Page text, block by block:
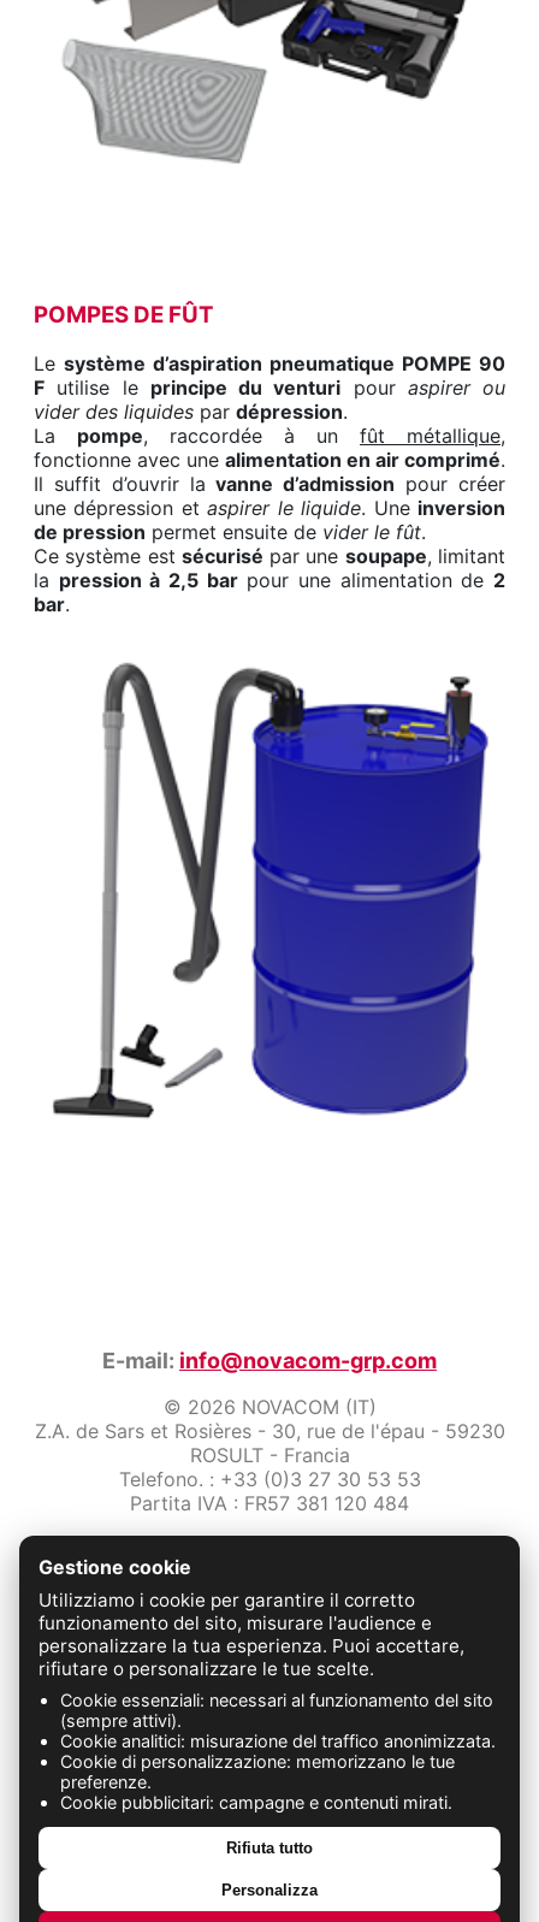
POMPES DE FÛT
Le système d’aspiration pneumatique POMPE 90
F utilise le principe du venturi pour aspirer ou
vider des liquides par dépression.
La pompe, raccordée à un fût métallique,
fonctionne avec une alimentation en air comprimé.
Il suffit d’ouvrir lavanne d’admission pour créer
une dépression etaspirer le liquide. Une inversion
de pression permet ensuite de vider le fût.
Ce système est sécurisé par une soupape, limitant
la pression à 2,5 barpour une alimentation de 2
bar.
E-mail: info@novacom-grp.com
© 2026 NOVACOM (IT)
Z.A. de Sars et Rosières - 30, rue de l'épau - 59230
ROSULT - Francia
Telefono. : +33 (0)3 27 30 53 53
Partita IVA : FR57 381 120 484
Protezione dei dati
Condizioni Generali di Vendita
Contattaci
FABRICATION FRANÇAISE
Gestione cookie
Utilizziamo i cookie per garantire il corretto
funzionamento del sito, misurare l'audience e
personalizzare la tua esperienza. Puoi accettare,
rifiutare o personalizzare le tue scelte.
Cookie essenziali: necessari al funzionamento del sito
(sempre attivi).
Cookie analitici: misurazione del traffico anonimizzata.
Cookie di personalizzazione: memorizzano le tue
preferenze.
Cookie pubblicitari: campagne e contenuti mirati.
Rifiuta tutto
Personalizza